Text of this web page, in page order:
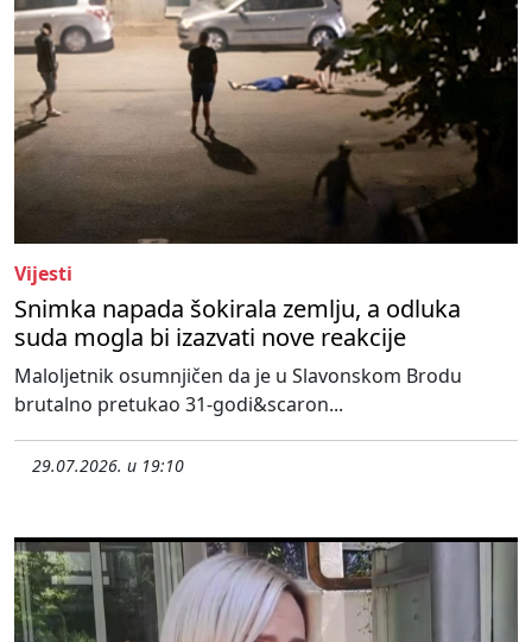
Vijesti
Snimka napada šokirala zemlju, a odluka
suda mogla bi izazvati nove reakcije
Maloljetnik osumnjičen da je u Slavonskom Brodu
brutalno pretukao 31-godi&scaron...
29.07.2026. u 19:10